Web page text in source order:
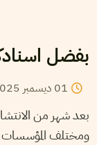
بفضل
01 ديسمبر
بعد شهر من
ومختلف المؤسسات